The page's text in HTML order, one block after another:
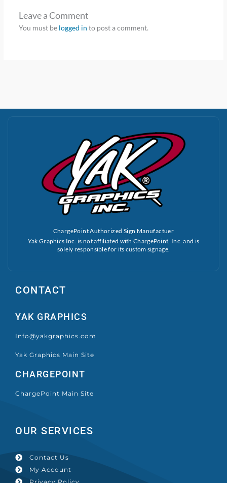
Leave a Comment
You must be logged in to post a comment.
ChargePoint Authorized Sign Manufactuer
Yak Graphics Inc. is not affiliated with ChargePoint, Inc. and is
solely responsible for its custom signage.
CONTACT
YAK GRAPHICS
Info@yakgraphics.com
Yak Graphics Main Site
CHARGEPOINT
ChargePoint Main Site
OUR SERVICES
Contact Us
My Account